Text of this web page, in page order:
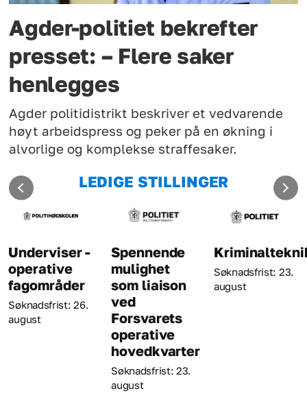
Agder-politiet bekrefter
presset: – Flere saker
henlegges
Agder politidistrikt beskriver et vedvarende
høyt arbeidspress og peker på en økning i
alvorlige og komplekse straffesaker.
LEDIGE STILLINGER
Underviser -
operative
fagområder
Søknadsfrist: 26.
august
Spennende
mulighet
som liaison
ved
Forsvarets
operative
hovedkvarter
Søknadsfrist: 23.
august
Søknadsfrist: 23.
august